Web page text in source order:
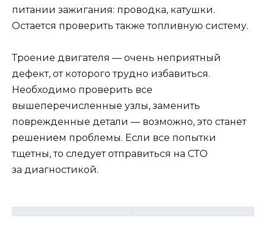
питании зажигания: проводка, катушки.
Остается проверить также топливную систему.
Троение двигателя — очень неприятный
дефект, от которого трудно избавиться.
Необходимо проверить все
вышеперечисленные узлы, заменить
поврежденные детали — возможно, это станет
решением проблемы. Если все попытки
тщетны, то следует отправиться на СТО
за диагностикой.